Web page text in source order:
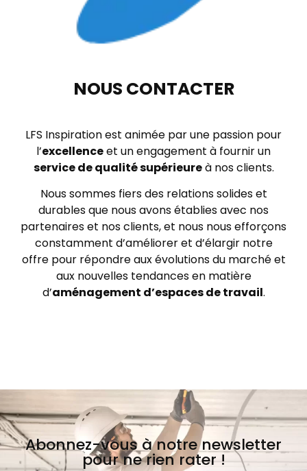
NOUS CONTACTER
LFS Inspiration est animée par une passion pour
l’excellenceet un engagement à fournir un
service de qualité supérieureà nos clients.
Nous sommes fiers des relations solides et
durables que nous avons établies avec nos
partenaires et nos clients, et nous nous efforçons
constamment d’améliorer et d’élargir notre
offre pour répondre aux évolutions du marché et
aux nouvelles tendances en matière
d’aménagement d’espaces de travail.
Abonnez-vous à notre newsletter
pour ne rien rater !